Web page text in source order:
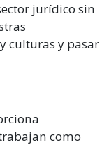
jurídico sin
culturas y pasar
como